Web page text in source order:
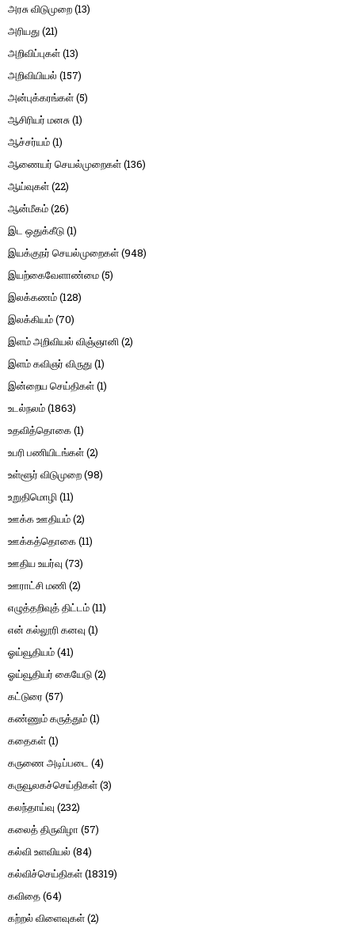
அரசு விடுமுறை(13)
அரியது(21)
அறிவிப்புகள்(13)
அறிவியியல் (157)
அன்புக்கரங்கள்(5)
ஆசிரியர் மனசு(1)
ஆச்சர்யம்(1)
ஆணையர் செயல்முறைகள்(136)
ஆய்வுகள்(22)
ஆன்மீகம்(26)
இட ஒதுக்கீடு(1)
இயக்குநர் செயல்முறைகள்(948)
இயற்கைவேளாண்மை(5)
இலக்கணம்(128)
இலக்கியம்(70)
இளம் அறிவியல் விஞ்ஞானி(2)
இளம் கவிஞர் விருது(1)
இன்றைய செய்திகள்(1)
உடல்நலம்(1863)
உதவித்தொகை(1)
உபரி பணியிடங்கள்(2)
உள்ளூர் விடுமுறை(98)
உறுதிமொழி(11)
ஊக்க ஊதியம்(2)
ஊக்கத்தொகை(11)
ஊதிய உயர்வு (73)
ஊராட்சி மணி(2)
எழுத்தறிவுத் திட்டம்(11)
என் கல்லூரி கனவு (1)
ஓய்வூதியம்(41)
ஓய்வூதியர் கையேடு(2)
கட்டுரை (57)
கண்ணும் கருத்தும்(1)
கதைகள்(1)
கருணை அடிப்படை (4)
கருவூலகச்செய்திகள்(3)
கலந்தாய்வு (232)
கலைத் திருவிழா (57)
கல்வி உளவியல் (84)
கல்விச்செய்திகள்(18319)
கவிதை(64)
கற்றல் விளைவுகள்(2)